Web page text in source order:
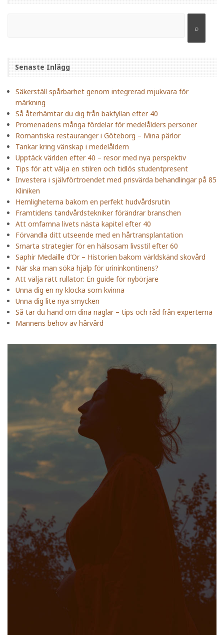
Senaste Inlägg
Säkerställ spårbarhet genom integrerad mjukvara för
märkning
Så återhämtar du dig från bakfyllan efter 40
Promenadens många fördelar för medelålders personer
Romantiska restauranger i Göteborg – Mina pärlor
Tankar kring vänskap i medelåldern
Upptäck världen efter 40 – resor med nya perspektiv
Tips för att välja en stilren och tidlös studentpresent
Investera i självförtroendet med prisvärda behandlingar på 85
Kliniken
Hemligheterna bakom en perfekt hudvårdsrutin
Framtidens tandvårdstekniker förändrar branschen
Att omfamna livets nästa kapitel efter 40
Förvandla ditt utseende med en hårtransplantation
Smarta strategier för en hälsosam livsstil efter 60
Saphir Medaille d’Or – Historien bakom världskänd skovård
När ska man söka hjälp för urininkontinens?
Att välja rätt rullator: En guide för nybörjare
Unna dig en ny klocka som kvinna
Unna dig lite nya smycken
Så tar du hand om dina naglar – tips och råd från experterna
Mannens behov av hårvård